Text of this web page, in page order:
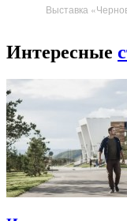
Выставка
Интересные